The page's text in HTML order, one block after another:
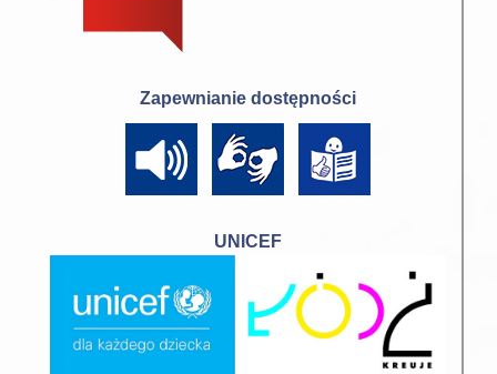
Zapewnianie dostępności
UNICEF